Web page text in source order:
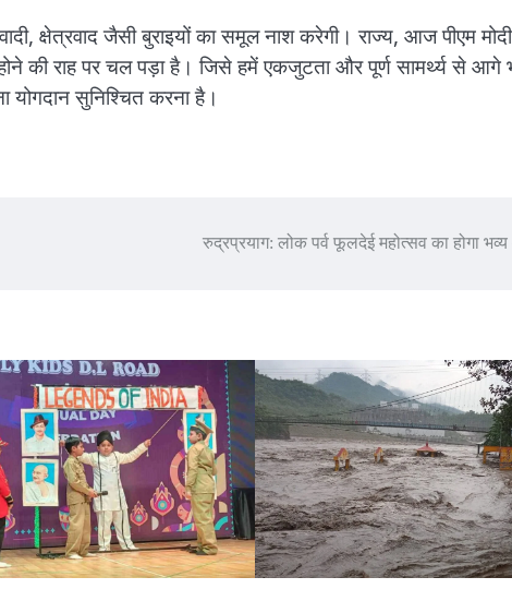
क्षेत्रवाद जैसी बुराइयों का समूल नाश करेगी। राज्य, आज पीएम
की राह पर चल पड़ा है। जिसे हमें एकजुटता और पूर्ण सामर्थ्य से आगे
सुनिश्चित करना है।
रुद्रप्रयाग: लोक पर्व फूलदेई महोत्सव का होगा